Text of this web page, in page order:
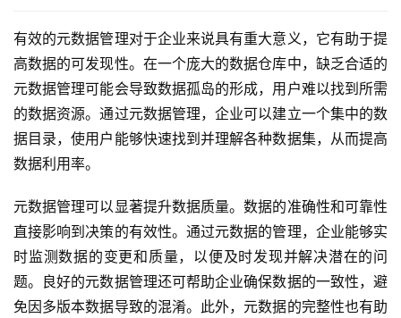
有效的元数据管理对于企业来说具有重大意义，它有助于提
高数据的可发现性。在一个庞大的数据仓库中，缺乏合适的
元数据管理可能会导致数据孤岛的形成，用户难以找到所需
的数据资源。通过元数据管理，企业可以建立一个集中的数
据目录，使用户能够快速找到并理解各种数据集，从而提高
数据利用率。
元数据管理可以显著提升数据质量。数据的准确性和可靠性
直接影响到决策的有效性。通过元数据的管理，企业能够实
时监测数据的变更和质量，以便及时发现并解决潜在的问
题。良好的元数据管理还可帮助企业确保数据的一致性，避
免因多版本数据导致的混淆。此外，元数据的完整性也有助